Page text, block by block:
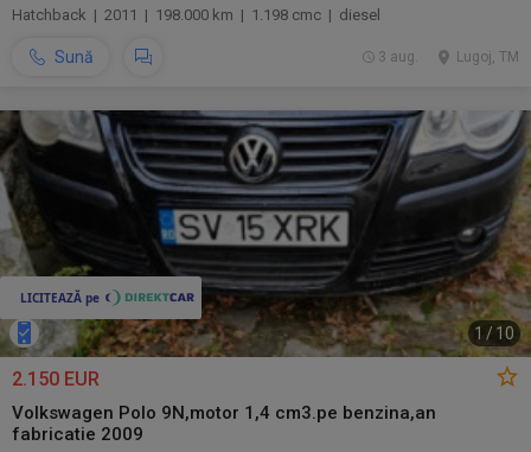
Hatchback | 2011 | 198.000 km | 1.198 cmc | diesel
Sună Lugoj, TM
3 aug.
1 / 10
2.150 EUR
Volkswagen Polo 9N,motor 1,4 cm3.pe benzina,an
fabricatie 2009